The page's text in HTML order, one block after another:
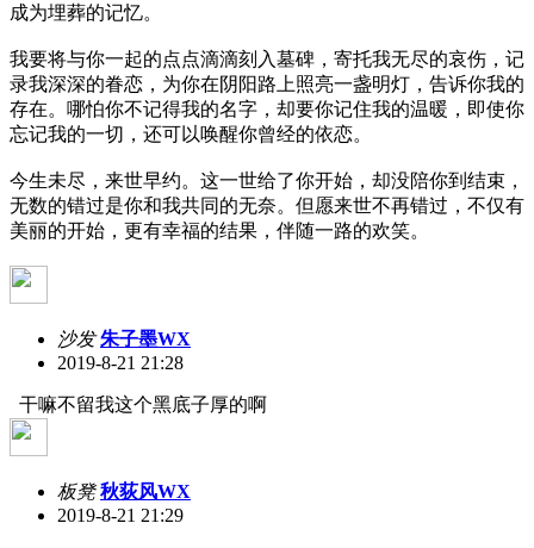
成为埋葬的记忆。
我要将与你一起的点点滴滴刻入墓碑，寄托我无尽的哀伤，记
录我深深的眷恋，为你在阴阳路上照亮一盏明灯，告诉你我的
存在。哪怕你不记得我的名字，却要你记住我的温暖，即使你
忘记我的一切，还可以唤醒你曾经的依恋。
今生未尽，来世早约。这一世给了你开始，却没陪你到结束，
无数的错过是你和我共同的无奈。但愿来世不再错过，不仅有
美丽的开始，更有幸福的结果，伴随一路的欢笑。
沙发 朱子墨WX
2019-8-21 21:28
干嘛不留我这个黑底子厚的啊
板凳 秋荻风WX
2019-8-21 21:29